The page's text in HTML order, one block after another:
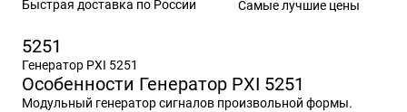
Быстрая доставка по России Самые лучшие цены
5251
Генератор PXI 5251
Особенности Генератор PXI 5251
Модульный генератор сигналов произвольной формы.